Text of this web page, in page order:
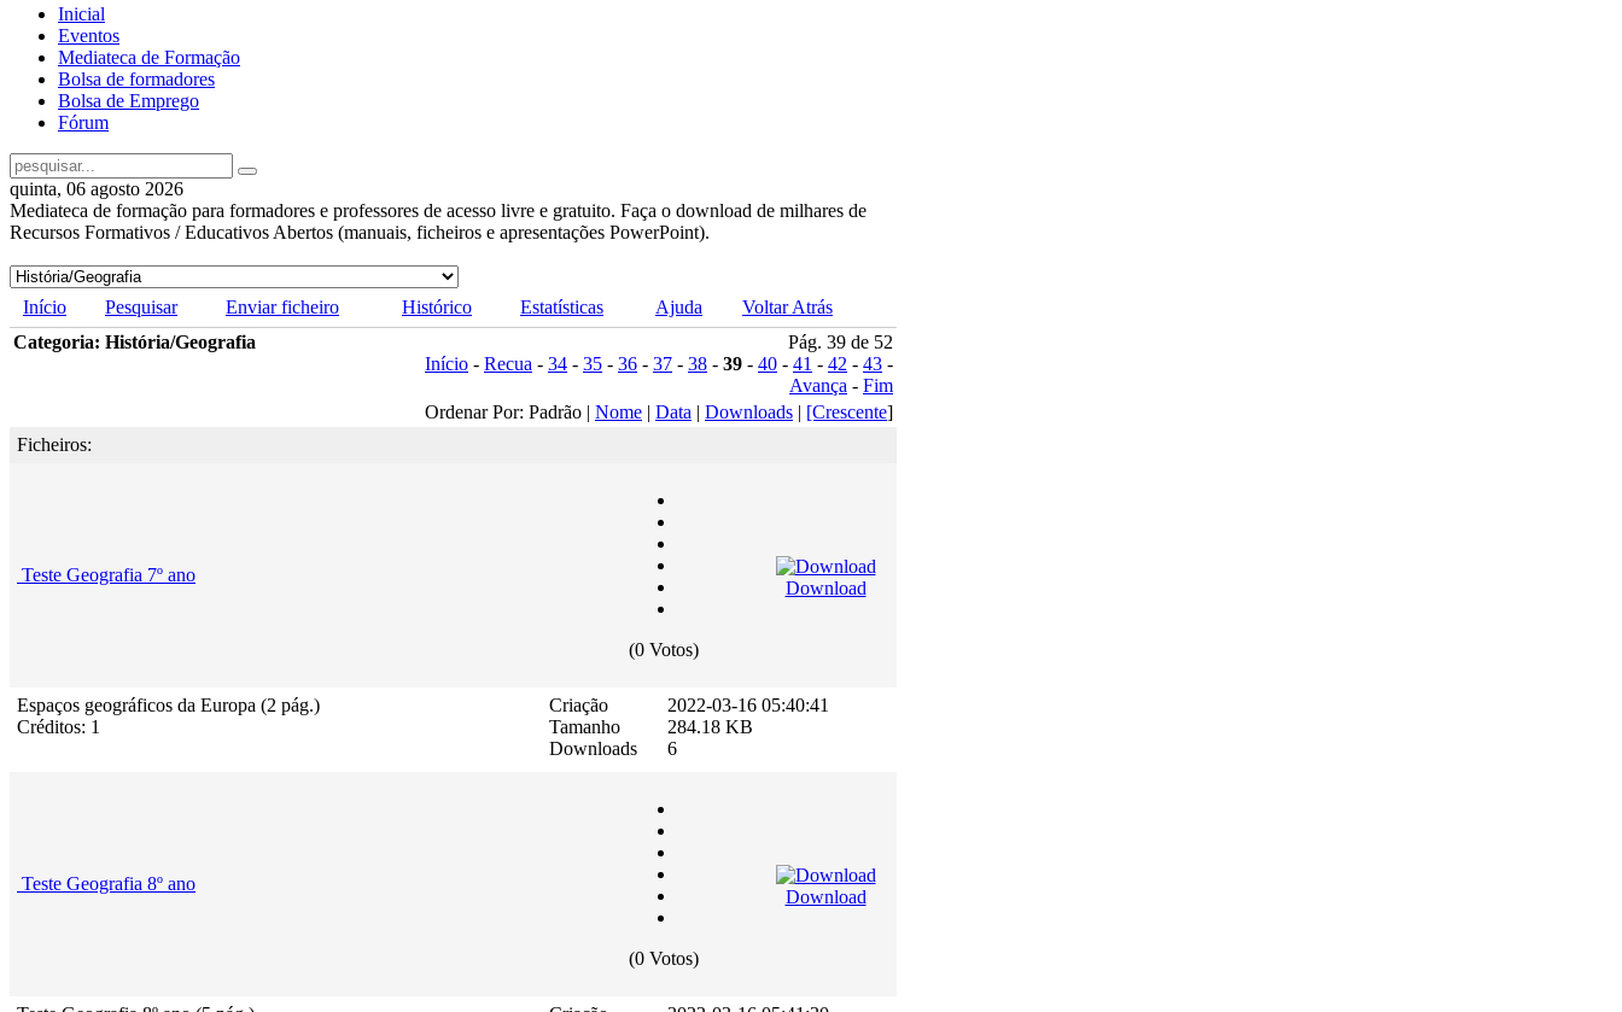
Inicial
Eventos
Mediateca de Formação
Bolsa de formadores
Bolsa de Emprego
Fórum
quinta, 06 agosto 2026
Mediateca de formação para formadores e professores de acesso livre e gratuito. Faça o download de milhares de
Recursos Formativos / Educativos Abertos (manuais, ficheiros e apresentações PowerPoint).
Início Pesquisar Enviar ficheiro Histórico Estatísticas Ajuda
Voltar Atrás
Categoria: História/Geografia
Pág. 39 de 52
Início - Recua - 34 - 35 - 36 - 37 - 38 - 39 - 40 - 41 - 42 - 43 -
Avança - Fim
Ordenar Por: Padrão | Nome | Data | Downloads | [Crescente]
Ficheiros:
Teste Geografia 7º ano
(0 Votos)
Download
Espaços geográficos da Europa (2 pág.)
Créditos: 1
Criação
Tamanho
Downloads
2022-03-16 05:40:41
284.18 KB
6
Teste Geografia 8º ano
(0 Votos)
Download